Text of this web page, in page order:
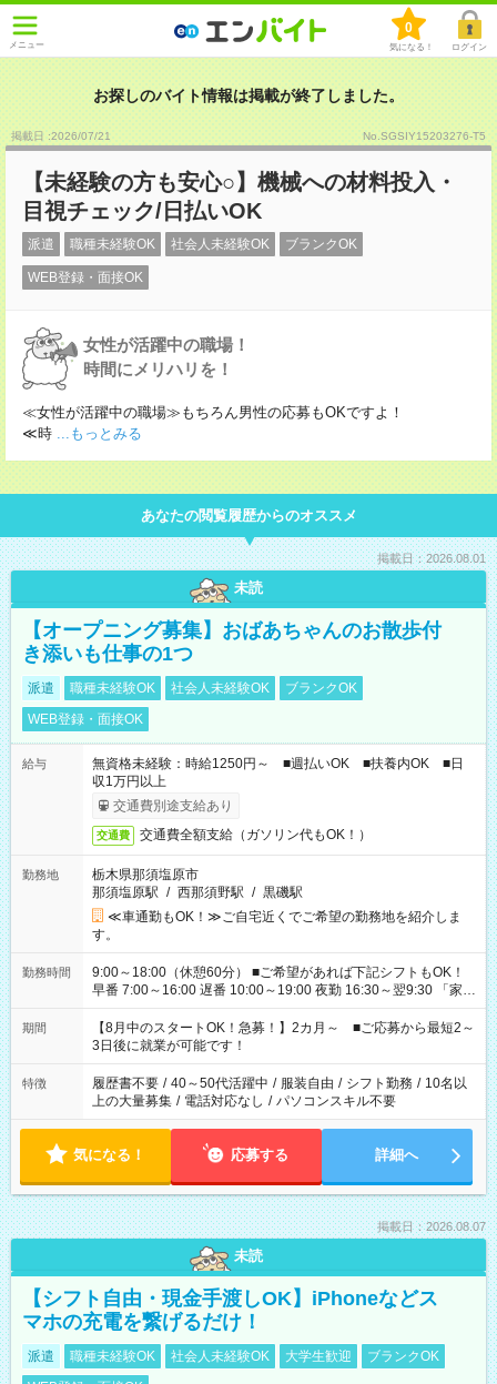
メニュー
0
気になる！ ログイン
お探しのバイト情報は掲載が終了しました。
掲載日 :2026/07/21 No.SGSIY15203276-T5
【未経験の方も安心○】機械への材料投入・
目視チェック/日払いOK
派遣 職種未経験OK 社会人未経験OK ブランクOK
WEB登録・面接OK
女性が活躍中の職場！
時間にメリハリを！
≪女性が活躍中の職場≫もちろん男性の応募もOKですよ！
≪時 ...もっとみる
あなたの閲覧履歴からのオススメ
掲載日：2026.08.01
未読
【オープニング募集】おばあちゃんのお散歩付
き添いも仕事の1つ
派遣 職種未経験OK 社会人未経験OK
ブランクOK
WEB登録・面接OK
給与
無資格未経験：時給1250円～ ■週払いOK ■扶養内OK ■日
収1万円以上
交通費別途支給あり
交通費 交通費全額支給（ガソリン代もOK！）
勤務地
栃木県那須塩原市
那須塩原駅 / 西那須野駅 / 黒磯駅
≪車通勤もOK！≫ご自宅近くでご希望の勤務地を紹介しま
す。
勤務時間
9:00～18:00（休憩60分） ■ご希望があれば下記シフトもOK！
早番 7:00～16:00 遅番 10:00～19:00 夜勤 16:30～翌9:30 「家族
と休みを合わせたい」 「余裕を持って夕飯の準備がしたい」
「できれば残業はしたくない」 など、ご希望を教えてください
ね。 ※Wワーク希望の方へ 今ご覧のお仕事で希望する勤務時間
と、もう1つのお仕事の勤務時間。 合計で週40時間を超える場
合は応募できません。
期間
【8月中のスタートOK！急募！】2カ月～ ■ご応募から最短2～
3日後に就業が可能です！
特徴 履歴書不要 / 40～50代活躍中 / 服装自由 / シフト勤務 / 10名以
上の大量募集 / 電話対応なし / パソコンスキル不要
気になる！ 応募する 詳細へ
掲載日：2026.08.07
未読
【シフト自由・現金手渡しOK】iPhoneなどス
マホの充電を繋げるだけ！
派遣 職種未経験OK 社会人未経験OK 大学生歓迎
ブランクOK